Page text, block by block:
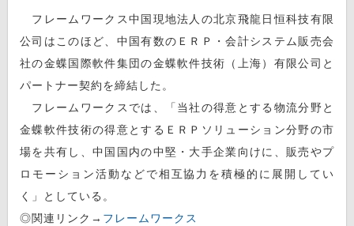
フレームワークス中国現地法人の北京飛龍日恒科技有限
公司はこのほど、中国有数のＥＲＰ・会計システム販売会
社の金蝶国際軟件集団の金蝶軟件技術（上海）有限公司と
パートナー契約を締結した。
フレームワークスでは、「当社の得意とする物流分野と
金蝶軟件技術の得意とするＥＲＰソリューション分野の市
場を共有し、中国国内の中堅・大手企業向けに、販売やプ
ロモーション活動などで相互協力を積極的に展開してい
く」としている。
◎関連リンク→ フレームワークス